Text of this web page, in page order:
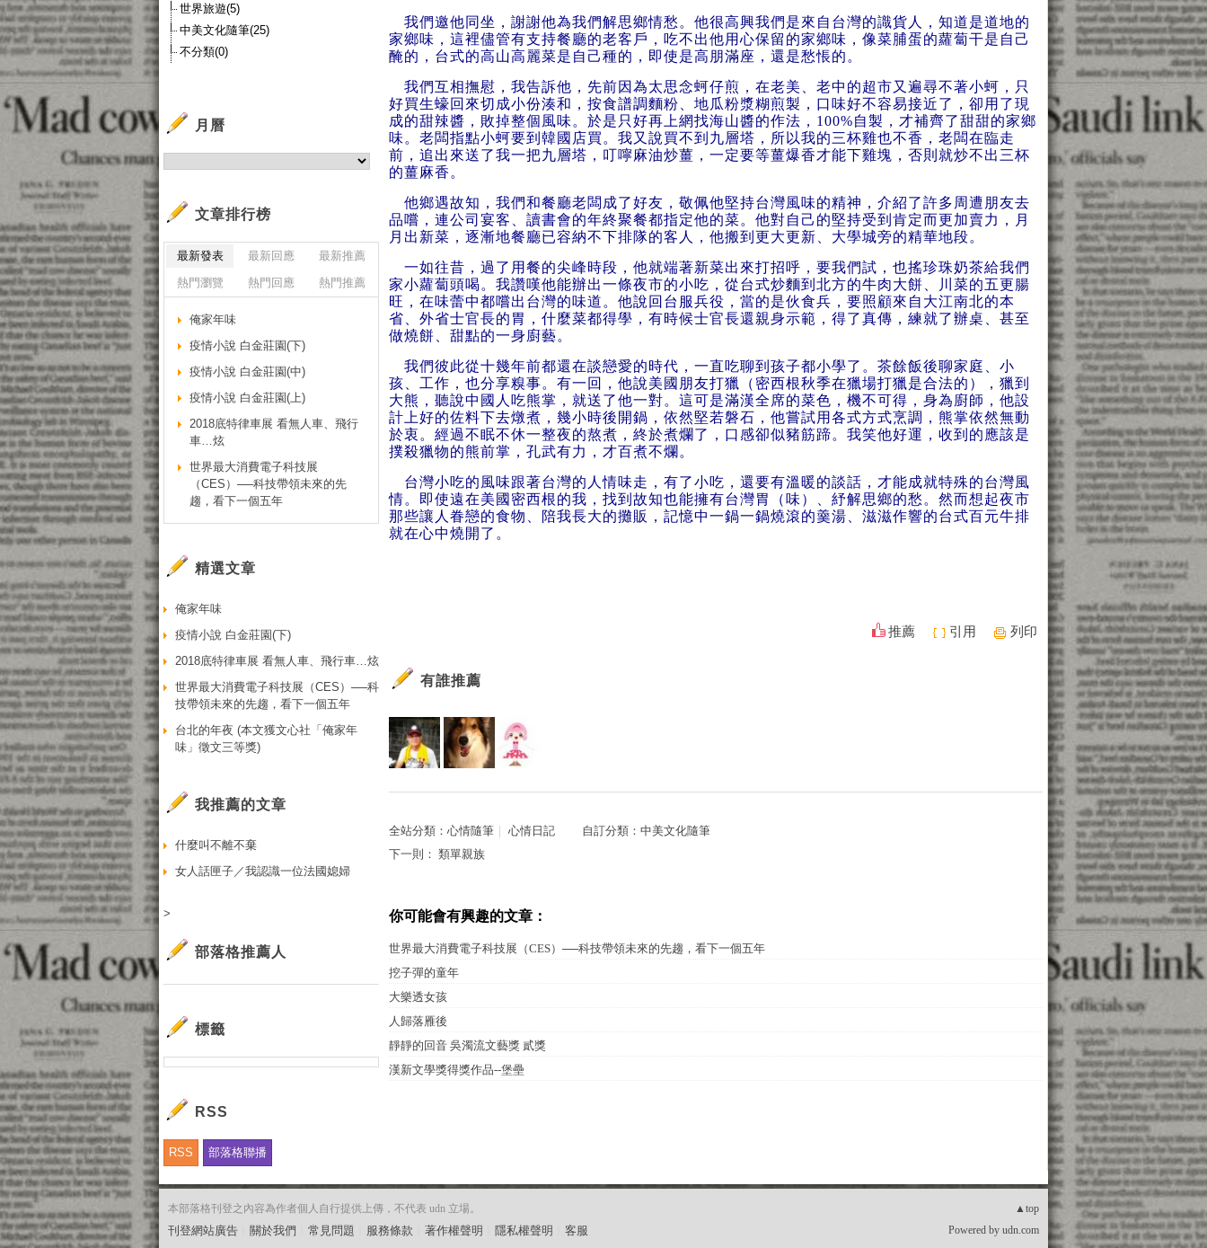
我們邀他同坐，謝謝他為我們解思鄉情愁。他很高興我們是來自台灣的識貨人，知道是道地的
家鄉味，這裡儘管有支持餐廳的老客戶，吃不出他用心保留的家鄉味，像菜脯蛋的蘿蔔干是自己
醃的，台式的高山高麗菜是自己種的，即使是高朋滿座，還是愁悵的。
我們互相撫慰，我告訴他，先前因為太思念蚵仔煎，在老美、老中的超市又遍尋不著小蚵，只
好買生蠔回來切成小份湊和，按食譜調麵粉、地瓜粉漿糊煎製，口味好不容易接近了，卻用了現
成的甜辣醬，敗掉整個風味。於是只好再上網找海山醬的作法，100%自製，才補齊了甜甜的家鄉
味。老闆指點小蚵要到韓國店買。我又說買不到九層塔，所以我的三杯雞也不香，老闆在臨走
前，追出來送了我一把九層塔，叮嚀麻油炒薑，一定要等薑爆香才能下雞塊，否則就炒不出三杯
的薑麻香。
他鄉遇故知，我們和餐廳老闆成了好友，敬佩他堅持台灣風味的精神，介紹了許多周遭朋友去
品嚐，連公司宴客、讀書會的年終聚餐都指定他的菜。他對自己的堅持受到肯定而更加賣力，月
月出新菜，逐漸地餐廳已容納不下排隊的客人，他搬到更大更新、大學城旁的精華地段。
一如往昔，過了用餐的尖峰時段，他就端著新菜出來打招呼，要我們試，也搖珍珠奶茶給我們
家小蘿蔔頭喝。我讚嘆他能辦出一條夜市的小吃，從台式炒麵到北方的牛肉大餅、川菜的五更腸
旺，在味蕾中都嚐出台灣的味道。他說回台服兵役，當的是伙食兵，要照顧來自大江南北的本
省、外省士官長的胃，什麼菜都得學，有時候士官長還親身示範，得了真傳，練就了辦桌、甚至
做燒餅、甜點的一身廚藝。
我們彼此從十幾年前都還在談戀愛的時代，一直吃聊到孩子都小學了。茶餘飯後聊家庭、小
孩、工作，也分享糗事。有一回，他說美國朋友打獵（密西根秋季在獵場打獵是合法的），獵到
大熊，聽說中國人吃熊掌，就送了他一對。這可是滿漢全席的菜色，機不可得，身為廚師，他設
計上好的佐料下去燉煮，幾小時後開鍋，依然堅若磐石，他嘗試用各式方式烹調，熊掌依然無動
於衷。經過不眠不休一整夜的熬煮，終於煮爛了，口感卻似豬筋蹄。我笑他好運，收到的應該是
撲殺獵物的熊前掌，孔武有力，才百煮不爛。
台灣小吃的風味跟著台灣的人情味走，有了小吃，還要有溫暖的談話，才能成就特殊的台灣風
情。即使遠在美國密西根的我，找到故知也能擁有台灣胃（味）、紓解思鄉的愁。然而想起夜市
那些讓人眷戀的食物、陪我長大的攤販，記憶中一鍋一鍋燒滾的羹湯、滋滋作響的台式百元牛排
就在心中燒開了。
推薦 引用 列印
有誰推薦
全站分類： 心情隨筆 心情日記 自訂分類： 中美文化隨筆
下一則： 類單親族
你可能會有興趣的文章：
世界最大消費電子科技展（CES）──科技帶領未來的先趨，看下一個五年
挖子彈的童年
大樂透女孩
人歸落雁後
靜靜的回音 吳濁流文藝獎 貳獎
漢新文學獎得獎作品--堡壘
世界旅遊(5)
中美文化隨筆(25)
不分類(0)
月曆
文章排行榜
最新發表 最新回應
最新推薦
熱門瀏覽
熱門回應 熱門推薦
俺家年味
疫情小說 白金莊園(下)
疫情小說 白金莊園(中)
疫情小說 白金莊園(上)
2018底特律車展 看無人車、飛行
車…炫
世界最大消費電子科技展
（CES）──科技帶領未來的先
趨，看下一個五年
精選文章
俺家年味
疫情小說 白金莊園(下)
2018底特律車展 看無人車、飛行車…炫
世界最大消費電子科技展（CES）──科
技帶領未來的先趨，看下一個五年
台北的年夜 (本文獲文心社「俺家年
味」徵文三等獎)
我推薦的文章
什麼叫不離不棄
女人話匣子／我認識一位法國媳婦
>
部落格推薦人
標籤
RSS
RSS 部落格聯播
▲top
本部落格刊登之內容為作者個人自行提供上傳，不代表 udn 立場。
刊登網站廣告 關於我們 常見問題 服務條款 著作權聲明 隱私權聲明 客服 Powered by udn.com